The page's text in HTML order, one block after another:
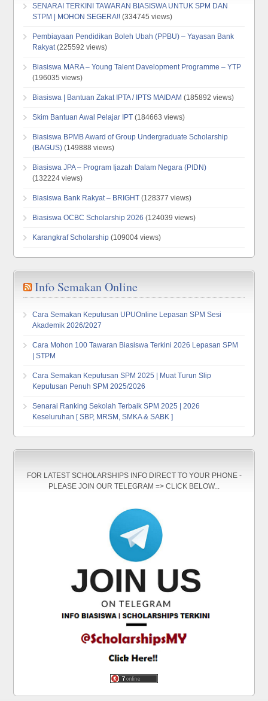
SENARAI TERKINI TAWARAN BIASISWA UNTUK SPM DAN
STPM | MOHON SEGERA!! (334745 views)
Pembiayaan Pendidikan Boleh Ubah (PPBU) – Yayasan Bank
Rakyat (225592 views)
Biasiswa MARA – Young Talent Davelopment Programme – YTP
(196035 views)
Biasiswa | Bantuan Zakat IPTA / IPTS MAIDAM (185892 views)
Skim Bantuan Awal Pelajar IPT (184663 views)
Biasiswa BPMB Award of Group Undergraduate Scholarship
(BAGUS) (149888 views)
Biasiswa JPA – Program Ijazah Dalam Negara (PIDN)
(132224 views)
Biasiswa Bank Rakyat – BRIGHT (128377 views)
Biasiswa OCBC Scholarship 2026 (124039 views)
Karangkraf Scholarship (109004 views)
Info Semakan Online
Cara Semakan Keputusan UPUOnline Lepasan SPM Sesi
Akademik 2026/2027
Cara Mohon 100 Tawaran Biasiswa Terkini 2026 Lepasan SPM
| STPM
Cara Semakan Keputusan SPM 2025 | Muat Turun Slip
Keputusan Penuh SPM 2025/2026
Senarai Ranking Sekolah Terbaik SPM 2025 | 2026
Keseluruhan [ SBP, MRSM, SMKA & SABK ]
FOR LATEST SCHOLARSHIPS INFO DIRECT TO YOUR PHONE -
PLEASE JOIN OUR TELEGRAM => CLICK BELOW...